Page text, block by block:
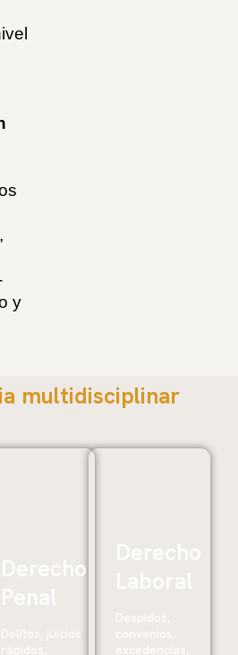
y
multidisciplinar
Derecho
Penal
Delitos, juicios
rápidos,
Derecho
Laboral
Despidos,
convenios,
excedencias,